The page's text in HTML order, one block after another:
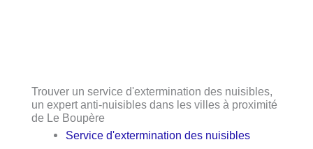
Trouver un service d'extermination des nuisibles,
un expert anti-nuisibles dans les villes à proximité
de Le Boupère
Service d'extermination des nuisibles